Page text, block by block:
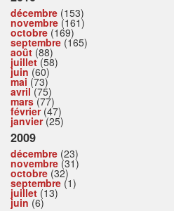
décembre (153)
novembre (161)
octobre (169)
septembre (165)
août (88)
juillet(58)
juin (60)
mai (73)
avril(75)
mars(77)
février(47)
janvier(25)
2009
décembre (23)
novembre (31)
octobre (32)
septembre (1)
juillet (13)
juin (6)